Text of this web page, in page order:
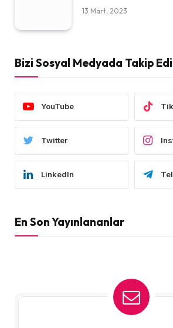
13 Mart, 2023
Bizi Sosyal Medyada Takip
YouTube
Twitter
LinkedIn
En Son Yayınlananlar